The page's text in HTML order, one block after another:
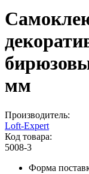
мм
Производитель:
Loft-Expert
Код товара:
5008-3
Форма